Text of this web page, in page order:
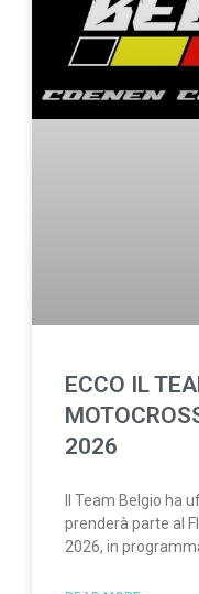
ECCO IL
2026
Il Team Belgio ha
prenderà parte al
2026, in